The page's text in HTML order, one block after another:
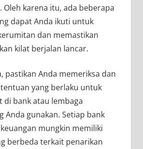
Oleh karena itu, ada beberapa
dapat Anda ikuti untuk
dan memastikan
kilat berjalan lancar.
pastikan Anda memeriksa dan
yang berlaku untuk
di bank atau lembaga
Anda gunakan. Setiap bank
mungkin memiliki
berbeda terkait penarikan